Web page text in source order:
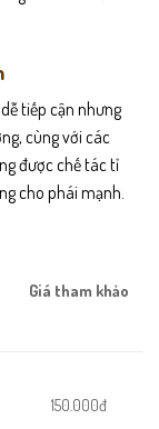
tiếp cận nhưng
cùng với các
được chế tác tỉ
cho phái mạnh.
Giá tham khảo
150.000đ